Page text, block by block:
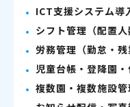
ICT支援システム導
シフト管理（配置人
労務管理（勤怠・残
児童台帳・登降園
複数園・複数施設管